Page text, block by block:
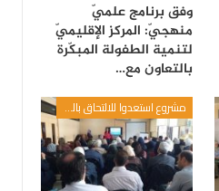
وفق برنامج علميّ
منهجيّ: المركز الإقليميّ
لتنمية الطفولة المبكّرة
بالتعاون مع…
مشروع استعدوا للالتحاق بالمدرسة